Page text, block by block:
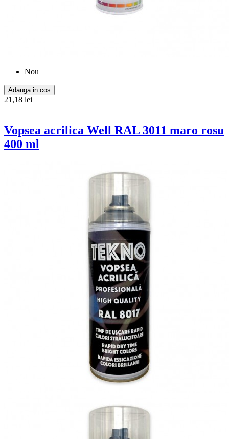
Nou
Adauga in cos
21,18 lei
Vopsea acrilica Well RAL 3011 maro rosu
400 ml